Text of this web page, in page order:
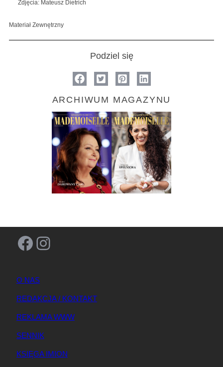
Zdjęcia: Mateusz Dietrich
Materiał Zewnętrzny
Podziel się
ARCHIWUM MAGAZYNU
Facebook Instagram
O NAS
REDAKCJA / KONTAKT
REKLAMA WWW
SENNIK
KSIĘGA IMION